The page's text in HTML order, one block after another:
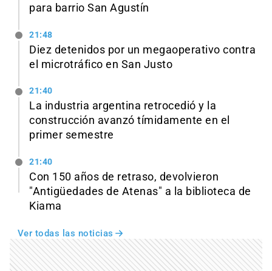
para barrio San Agustín
21:48
Diez detenidos por un megaoperativo contra
el microtráfico en San Justo
21:40
La industria argentina retrocedió y la
construcción avanzó tímidamente en el
primer semestre
21:40
Con 150 años de retraso, devolvieron
"Antigüedades de Atenas" a la biblioteca de
Kiama
Ver todas las noticias